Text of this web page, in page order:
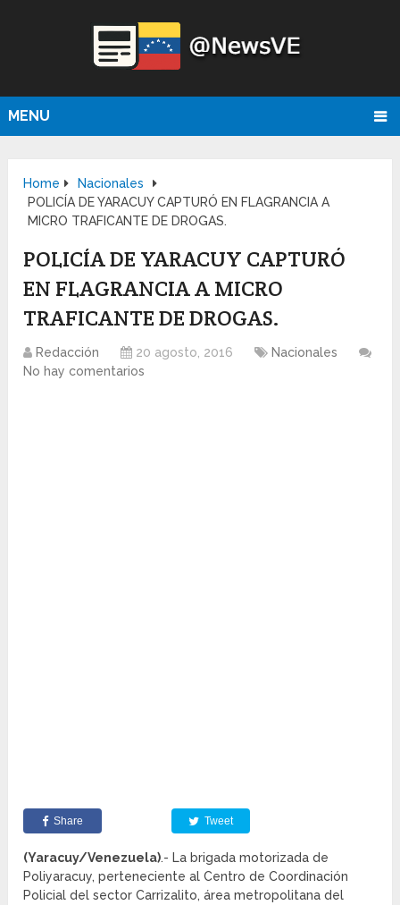
MENU
Home
Nacionales
POLICÍA DE YARACUY CAPTURÓ EN FLAGRANCIA A
MICRO TRAFICANTE DE DROGAS.
POLICÍA DE YARACUY CAPTURÓ
EN FLAGRANCIA A MICRO
TRAFICANTE DE DROGAS.
Redacción 20 agosto, 2016
Nacionales
No hay comentarios
Share Tweet
(Yaracuy/Venezuela).- La brigada motorizada de
Poliyaracuy, perteneciente al Centro de Coordinación
Policial del sector Carrizalito, área metropolitana del